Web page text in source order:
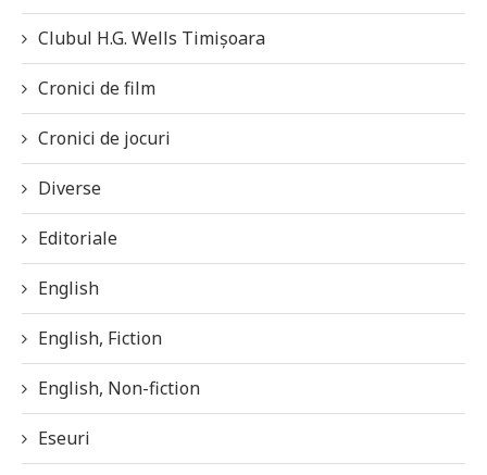
Clubul H.G. Wells Timișoara
Cronici de film
Cronici de jocuri
Diverse
Editoriale
English
English, Fiction
English, Non-fiction
Eseuri